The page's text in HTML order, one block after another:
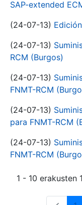
SAP-extended
(24-07-13)
(24-07-13)
RCM (Burgos)
(24-07-13)
FNMT-RCM
(24-07-13)
para FNMT-RCM
(24-07-13)
FNMT-RCM
1 - 10 erakusten